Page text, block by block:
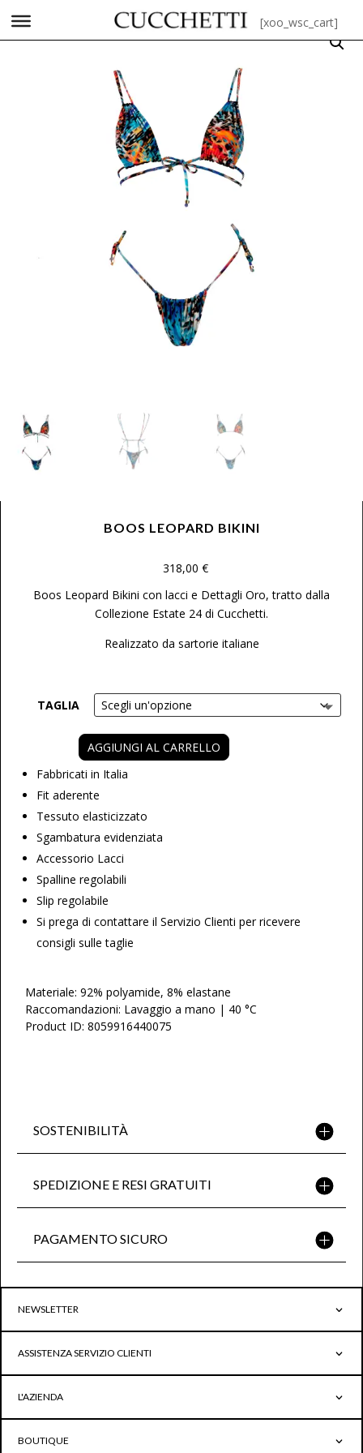
[xoo_wsc_cart]
BOOS LEOPARD BIKINI
318,00 €
Boos Leopard Bikini con lacci e Dettagli Oro, tratto dalla
Collezione Estate 24 di Cucchetti.
Realizzato da sartorie italiane
TAGLIA
AGGIUNGI AL CARRELLO
Fabbricati in Italia
Fit aderente
Tessuto elasticizzato
Sgambatura evidenziata
Accessorio Lacci
Spalline regolabili
Slip regolabile
Si prega di contattare il Servizio Clienti per ricevere
consigli sulle taglie
Materiale: 92% polyamide, 8% elastane
Raccomandazioni: Lavaggio a mano | 40 °C
Product ID: 8059916440075
SOSTENIBILITÀ
SPEDIZIONE E RESI GRATUITI
PAGAMENTO SICURO
NEWSLETTER
ASSISTENZA SERVIZIO CLIENTI
L'AZIENDA
BOUTIQUE